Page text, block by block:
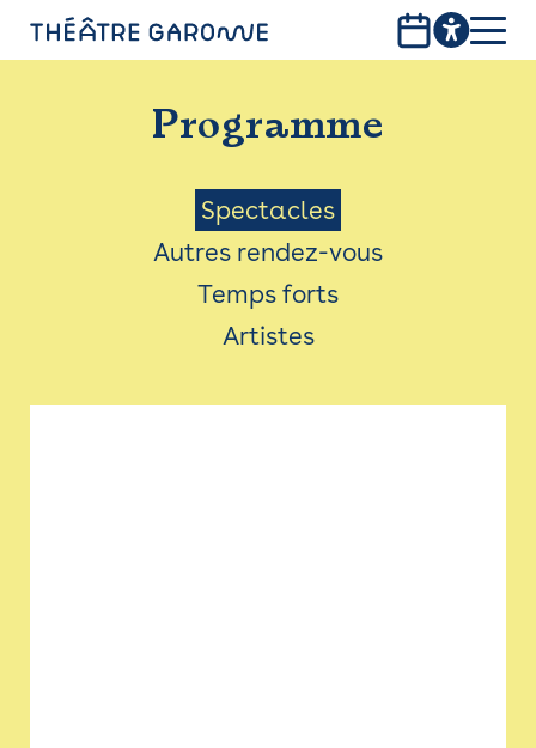
PROGRAMME
INFOS PRATIQUES
AVEC LES PUBLICS
ACCESSIBILITÉ
LES PRODUCTIONS
Programme
Menu
Saison
Spectacles
Autres rendez-vous
Temps forts
Artistes